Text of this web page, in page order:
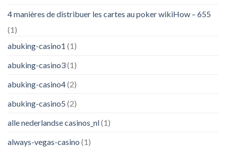
4 manières de distribuer les cartes au poker wikiHow – 655
(1)
abuking-casino1 (1)
abuking-casino3(1)
abuking-casino4(2)
abuking-casino5 (2)
alle nederlandse casinos_nl(1)
always-vegas-casino (1)